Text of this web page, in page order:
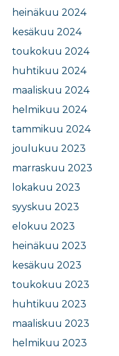
heinäkuu 2024
kesäkuu 2024
toukokuu 2024
huhtikuu 2024
maaliskuu 2024
helmikuu 2024
tammikuu 2024
joulukuu 2023
marraskuu 2023
lokakuu 2023
syyskuu 2023
elokuu 2023
heinäkuu 2023
kesäkuu 2023
toukokuu 2023
huhtikuu 2023
maaliskuu 2023
helmikuu 2023